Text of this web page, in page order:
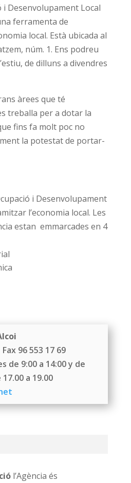
i Desenvolupament Local
ferramenta de
local. Està ubicada al
núm. 1. Ens podreu
de dilluns a divendres
àrees que té
treballa per a dotar la
fins fa molt poc no
la potestat de portar-
i Desenvolupament
l’economia local. Les
estan emmarcades en 4
96 553 17 69
de 9:00 a 14:00 y de
a 19.00
l’Agència és